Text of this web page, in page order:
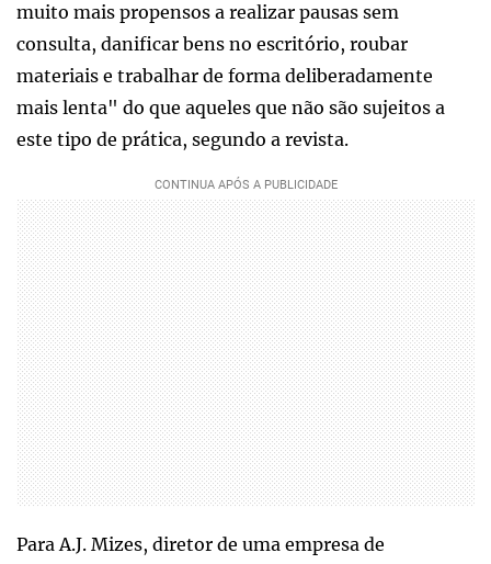
muito mais propensos a realizar pausas sem
consulta, danificar bens no escritório, roubar
materiais e trabalhar de forma deliberadamente
mais lenta" do que aqueles que não são sujeitos a
este tipo de prática, segundo a revista.
Para A.J. Mizes, diretor de uma empresa de